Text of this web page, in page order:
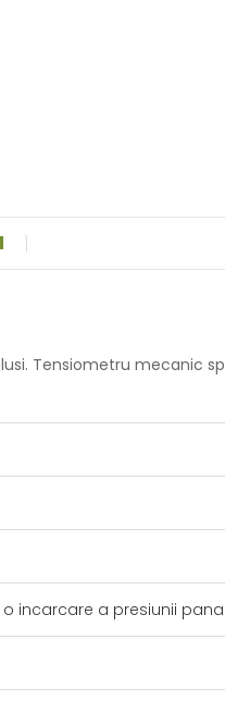
Tensiometru mecanic
incarcare a presiunii